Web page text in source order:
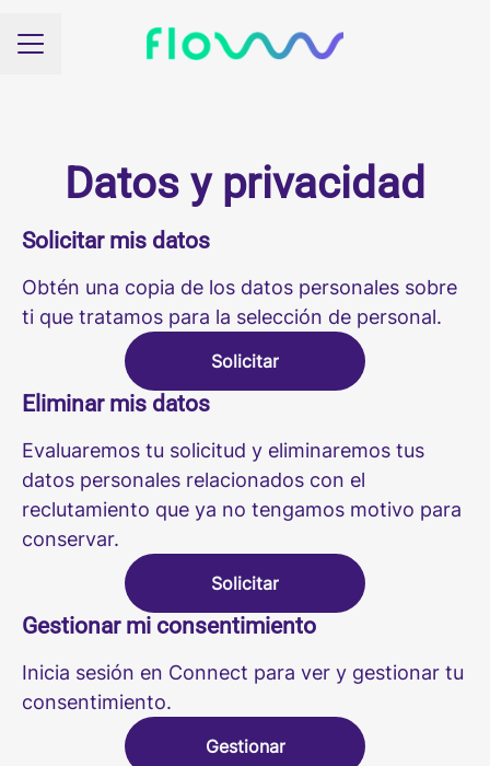
Menú de empleo
Datos y privacidad
Solicitar mis datos
Obtén una copia de los datos personales sobre
ti que tratamos para la selección de personal.
Solicitar
Eliminar mis datos
Evaluaremos tu solicitud y eliminaremos tus
datos personales relacionados con el
reclutamiento que ya no tengamos motivo para
conservar.
Solicitar
Gestionar mi consentimiento
Inicia sesión en Connect para ver y gestionar tu
consentimiento.
Gestionar